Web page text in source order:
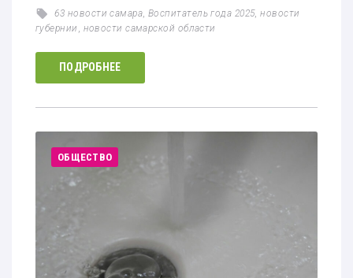
63 новости самара,Воспитатель года 2025,новости
губернии , новости самарской области
ПОДРОБНЕЕ
ОБЩЕСТВО